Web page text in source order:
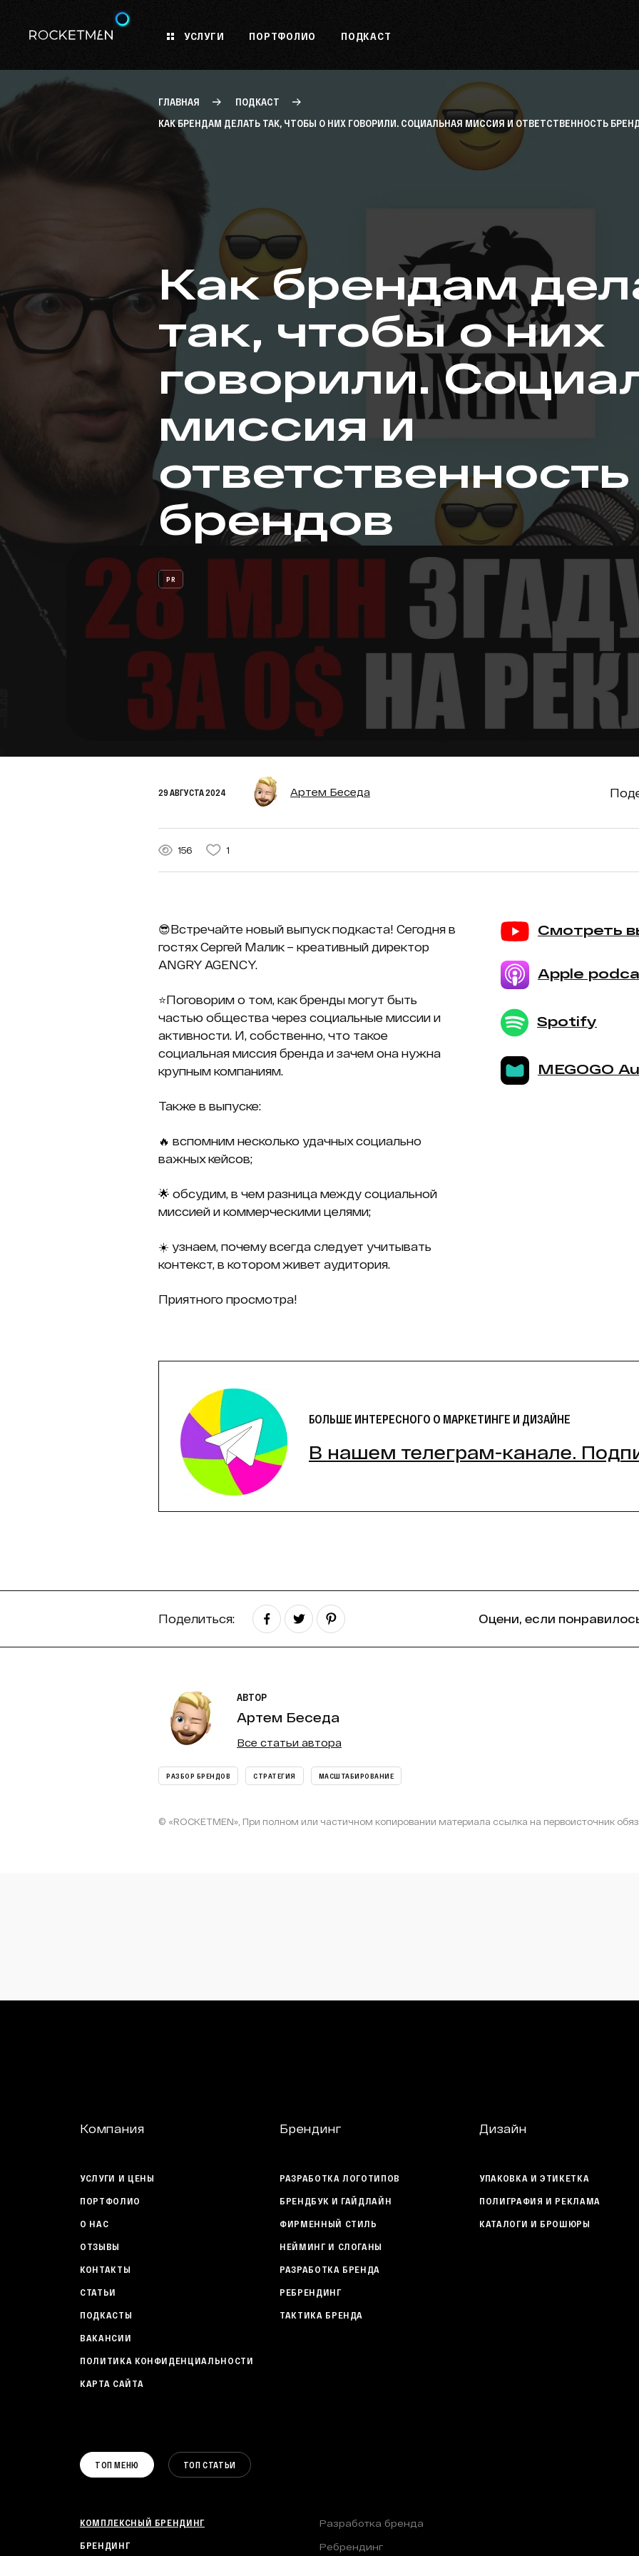
УСЛУГИ ПОРТФОЛИО ПОДКАСТ
ГЛАВНАЯ
ПОДКАСТ
КАК БРЕНДАМ ДЕЛАТЬ ТАК, ЧТОБЫ О НИХ ГОВОРИЛИ. СОЦИАЛЬНАЯ МИССИЯ И ОТВЕТСТВЕННОСТЬ
Как брендам
так, чтобы о них
говорили.
миссия и
ответственность
брендов
PR
29 АВГУСТА 2024 Артем Беседа
156 1
😎Встречайте новый выпуск подкаста! Сегодня в
гостях Сергей Малик – креативный директор
ANGRY AGENCY.
⭐️Поговорим о том, как бренды могут быть
частью общества через социальные миссии и
активности. И, собственно, что такое
социальная миссия бренда и зачем она нужна
крупным компаниям.
Также в выпуске:
🔥 вспомним несколько удачных социально
важных кейсов;
🌟 обсудим, в чем разница между социальной
миссией и коммерческими целями;
☀️ узнаем, почему всегда следует учитывать
контекст, в котором живет аудитория.
Приятного просмотра!
Смотреть
Apple
Spotify
MEGOGO
БОЛЬШЕ ИНТЕРЕСНОГО О МАРКЕТИНГЕ И ДИЗАЙНЕ
В нашем телеграм-канале.
Поделиться: Оцени, если
АВТОР
Артем Беседа
Все статьи автора
РАЗБОР БРЕНДОВ СТРАТЕГИЯ МАСШТАБИРОВАНИЕ
© «ROCKETMEN», При полном или частичном копировании материала ссылка на первоисточник
Компания
УСЛУГИ И ЦЕНЫ
ПОРТФОЛИО
О НАС
ОТЗЫВЫ
КОНТАКТЫ
СТАТЬИ
ПОДКАСТЫ
ВАКАНСИИ
ПОЛИТИКА КОНФИДЕНЦИАЛЬНОСТИ
КАРТА САЙТА
Брендинг
РАЗРАБОТКА ЛОГОТИПОВ
БРЕНДБУК И ГАЙДЛАЙН
ФИРМЕННЫЙ СТИЛЬ
НЕЙМИНГ И СЛОГАНЫ
РАЗРАБОТКА БРЕНДА
РЕБРЕНДИНГ
ТАКТИКА БРЕНДА
Дизайн
УПАКОВКА И ЭТИКЕТКА
ПОЛИГРАФИЯ И РЕКЛАМА
КАТАЛОГИ И БРОШЮРЫ
ТОП МЕНЮ ТОП СТАТЬИ
КОМПЛЕКСНЫЙ БРЕНДИНГ
БРЕНДИНГ
Разработка бренда
Ребрендинг